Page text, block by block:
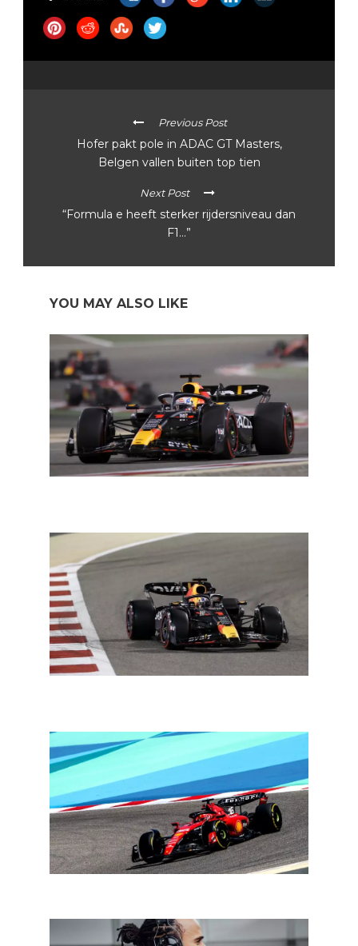
Previous Post
Hofer pakt pole in ADAC GT Masters,
Belgen vallen buiten top tien
Next Post
“Formula e heeft sterker rijdersniveau dan
F1…”
YOU MAY ALSO LIKE